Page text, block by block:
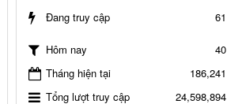
Đang truy cập 61
Hôm nay
40
Tháng hiện tại
186,241
Tổng lượt truy cập
24,598,894